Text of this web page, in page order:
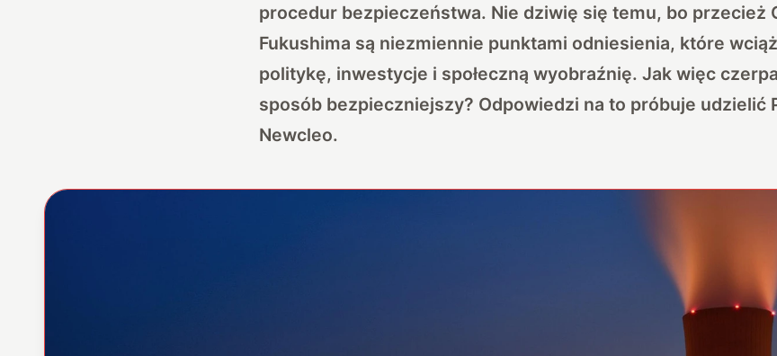
procedur bezpieczeństwa. Nie dziwię się temu, bo przecież
Fukushima są niezmiennie punktami odniesienia, które wciąż
politykę, inwestycje i społeczną wyobraźnię. Jak więc
sposób bezpieczniejszy? Odpowiedzi na to próbuje udzielić
Newcleo.